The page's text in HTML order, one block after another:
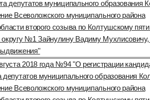
депутатов муниципального образования
Всеволожского муниципального района
второго созыва по Колтушскому
округу №1 Зайнулину Вадиму Мухлисовичу,
2018 года №94 "О регистрации
депутатов муниципального образования
Всеволожского муниципального района